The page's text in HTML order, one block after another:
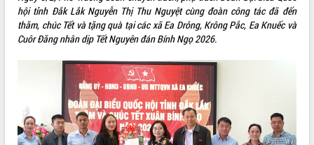
SỞ, BAN, NGÀNH
UBND CÁC XÃ, PHƯỜNG
THÔNG TIN CHỈ ĐẠO ĐIỀU HÀNH
HỆ THỐNG VĂN BẢN
VĂN BẢN HĐND TỈNH
hội tỉnh Đắk Lắk Nguyễn Thị Thu Nguyệt cùng đoàn công tác đã đến
thăm, chúc Tết và tặng quà tại các xã Ea Drông, Krông Pắc, Ea Knuếc và
Cuôr Đăng nhân dịp Tết Nguyên đán Bính Ngọ 2026.